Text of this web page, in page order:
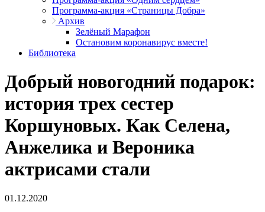
Программа-акция «Страницы Добра»
Архив
Зелёный Марафон
Остановим коронавирус вместе!
Библиотека
Добрый новогодний подарок:
история трех сестер
Коршуновых. Как Селена,
Анжелика и Вероника
актрисами стали
01.12.2020